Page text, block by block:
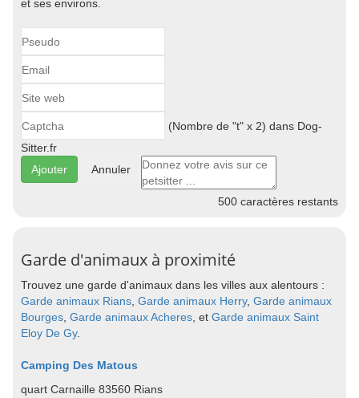
et ses environs.
(Nombre de "t" x 2) dans Dog-
Sitter.fr
Annuler
500 caractères restants
Garde d'animaux à proximité
Trouvez une garde d'animaux dans les villes aux alentours :
Garde animaux Rians Garde animaux Herry, Garde animaux
Bourges Garde animaux Acheres , et Garde animaux Saint
Eloy De Gy.
Camping Des Matous
quart Carnaille 83560 Rians